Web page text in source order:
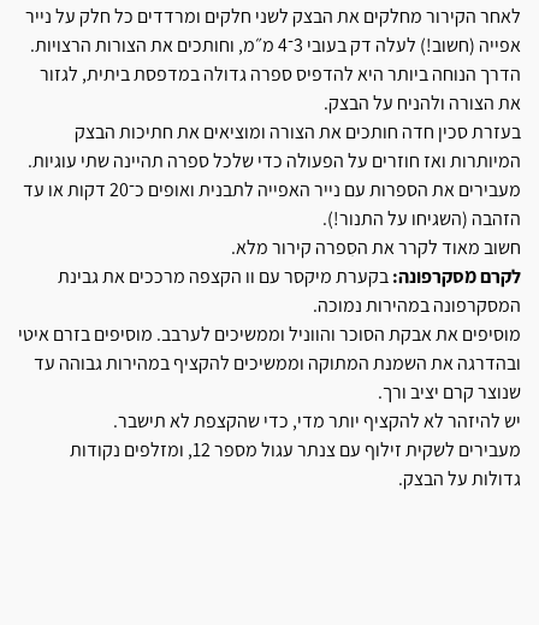
לאחר הקירור מחלקים את הבצק לשני חלקים ומרדדים כל חלק על נייר
אפייה (חשוב!) לעלה דק בעובי 3־4 מ״מ, וחותכים את הצורות הרצויות.
הדרך הנוחה ביותר היא להדפיס ספרה גדולה במדפסת ביתית, לגזור
את הצורה ולהניח על הבצק.
בעזרת סכין חדה חותכים את הצורה ומוציאים את חתיכות הבצק
המיותרות ואז חוזרים על הפעולה כדי שלכל ספרה תהיינה שתי עוגיות.
מעבירים את הספרות עם נייר האפייה לתבנית ואופים כ־20 דקות או עד
הזהבה (השגיחו על התנור!).
חשוב מאוד לקרר את הסִפרה קירור מלא.
לקרם מסקרפונה: בקערת מיקסר עם וו הקצפה מרככים את גבינת
המסקרפונה במהירות נמוכה.
מוסיפים את אבקת הסוכר והווניל וממשיכים לערבב. מוסיפים בזרם איטי
ובהדרגה את השמנת המתוקה וממשיכים להקציף במהירות גבוהה עד
שנוצר קרם יציב ורך.
יש להיזהר לא להקציף יותר מדי, כדי שהקצפת לא תישבר.
מעבירים לשקית זילוף עם צנתר עגול מספר 12, ומזלפים נקודות
גדולות על הבצק.